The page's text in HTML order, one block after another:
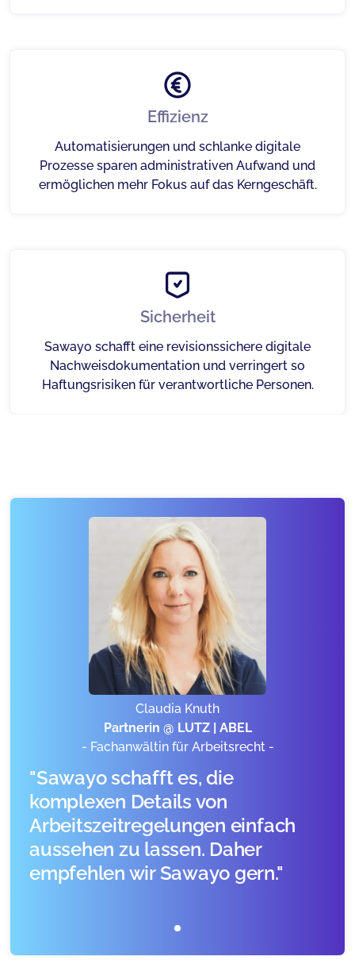
Effizienz
Automatisierungen und schlanke digitale
Prozesse sparen administrativen Aufwand und
ermöglichen mehr Fokus auf das Kerngeschäft.
Sicherheit
Sawayo schafft eine revisionssichere digitale
Nachweisdokumentation und verringert so
Haftungsrisiken für verantwortliche Personen.
Claudia Knuth
Partnerin @ LUTZ | ABEL
- Fachanwältin für Arbeitsrecht -
"Sawayo schafft es, die
komplexen Details von
Arbeitszeitregelungen einfach
aussehen zu lassen. Daher
empfehlen wir Sawayo gern."